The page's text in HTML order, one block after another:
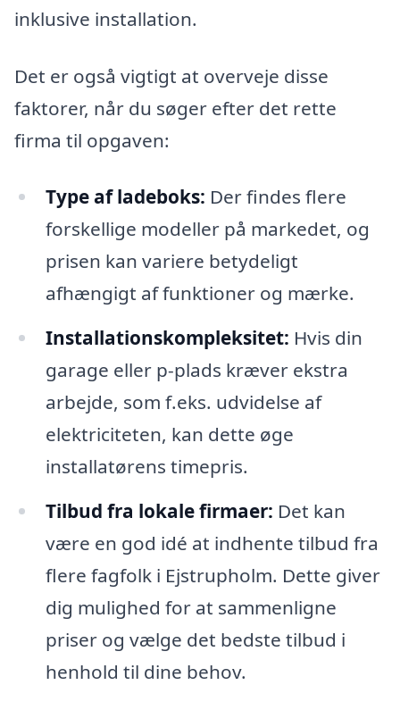
inklusive installation.
Det er også vigtigt at overveje disse
faktorer, når du søger efter det rette
firma til opgaven:
Type af ladeboks: Der findes flere
forskellige modeller på markedet, og
prisen kan variere betydeligt
afhængigt af funktioner og mærke.
Installationskompleksitet: Hvis din
garage eller p-plads kræver ekstra
arbejde, som f.eks. udvidelse af
elektriciteten, kan dette øge
installatørens timepris.
Tilbud fra lokale firmaer: Det kan
være en god idé at indhente tilbud fra
flere fagfolk i Ejstrupholm. Dette giver
dig mulighed for at sammenligne
priser og vælge det bedste tilbud i
henhold til dine behov.